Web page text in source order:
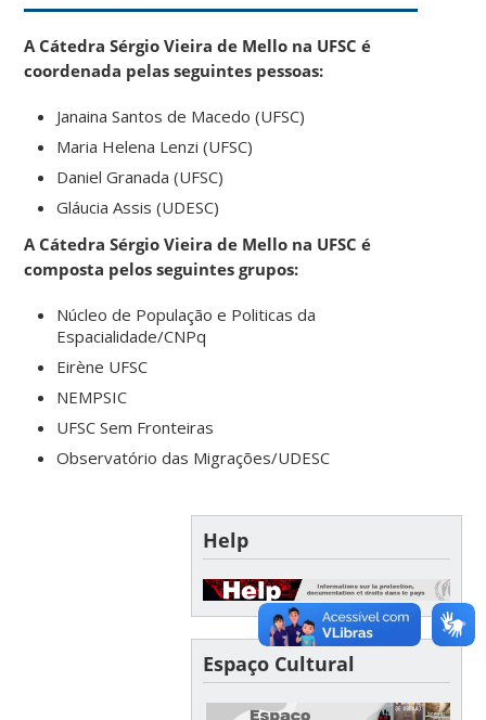
A Cátedra Sérgio Vieira de Mello na UFSC é
coordenada pelas seguintes pessoas:
Janaina Santos de Macedo (UFSC)
Maria Helena Lenzi (UFSC)
Daniel Granada (UFSC)
Gláucia Assis (UDESC)
A Cátedra Sérgio Vieira de Mello na UFSC é
composta pelos seguintes grupos:
Núcleo de População e Politicas da
Espacialidade/CNPq
Eirène UFSC
NEMPSIC
UFSC Sem Fronteiras
Observatório das Migrações/UDESC
Help
Espaço Cultural